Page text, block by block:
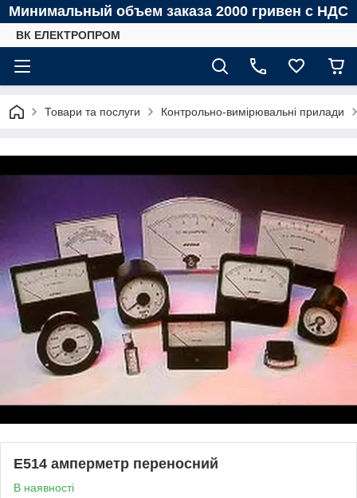
Минимальный объем заказа 2000 гривен с НДС
ВК ЕЛЕКТРОПРОМ
Товари та послуги Контрольно-вимірювальні прилади
Е514 амперметр переносний
В наявності